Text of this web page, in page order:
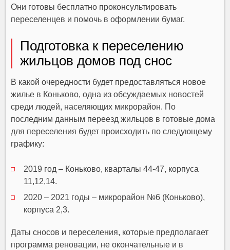
Они готовы бесплатно проконсультировать
переселенцев и помочь в оформлении бумаг.
Подготовка к переселению
жильцов домов под снос
В какой очередности будет предоставляться новое
жилье в Коньково, одна из обсуждаемых новостей
среди людей, населяющих микрорайон. По
последним данным переезд жильцов в готовые дома
для переселения будет происходить по следующему
графику:
2019 год – Коньково, кварталы 44-47, корпуса
11,12,14.
2020 – 2021 годы – микрорайон №6 (Коньково),
корпуса 2,3.
Даты сносов и переселения, которые предполагает
программа реновации, не окончательные и в